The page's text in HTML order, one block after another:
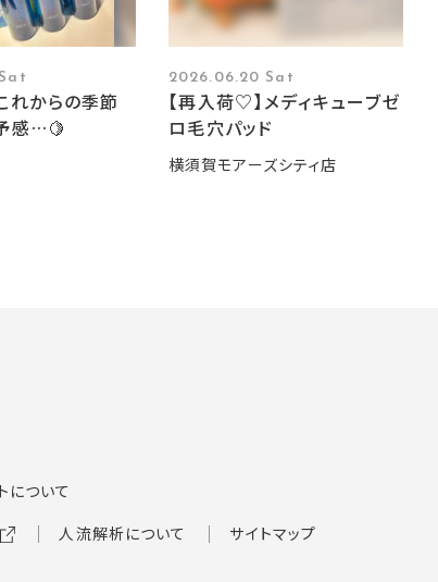
れからの季節
感…🍋
2026.06.20 Sat
【再入荷♡】メディキューブゼ
ロ毛穴パッド
横須賀モアーズシティ店
について
人流解析について サイトマップ